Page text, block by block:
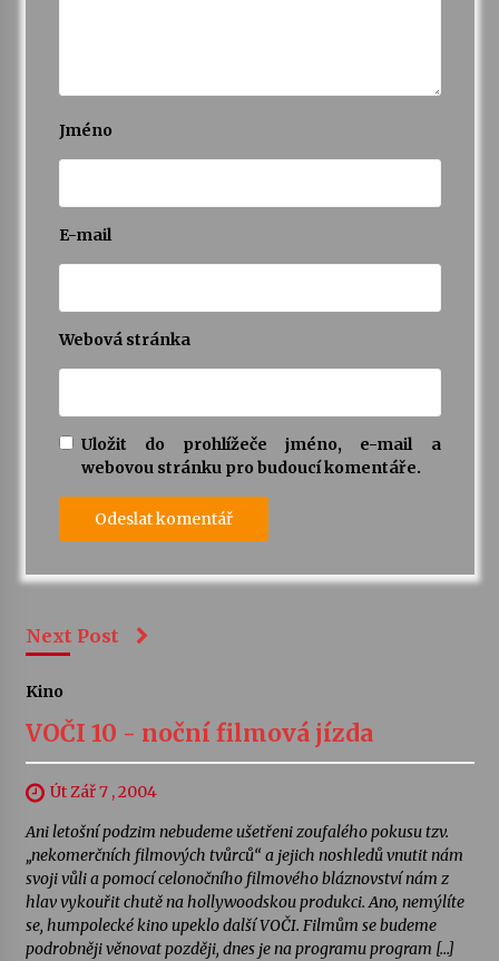
Jméno
E-mail
Webová stránka
Uložit do prohlížeče jméno, e-mail a
webovou stránku pro budoucí komentáře.
Next Post
Kino
VOČI 10 - noční filmová jízda
Út Zář 7 , 2004
Ani letošní podzim nebudeme ušetřeni zoufalého pokusu tzv.
„nekomerčních filmových tvůrců“ a jejich noshledů vnutit nám
svoji vůli a pomocí celonočního filmového bláznovství nám z
hlav vykouřit chutě na hollywoodskou produkci. Ano, nemýlíte
se, humpolecké kino upeklo další VOČI. Filmům se budeme
podrobněji věnovat později, dnes je na programu program […]